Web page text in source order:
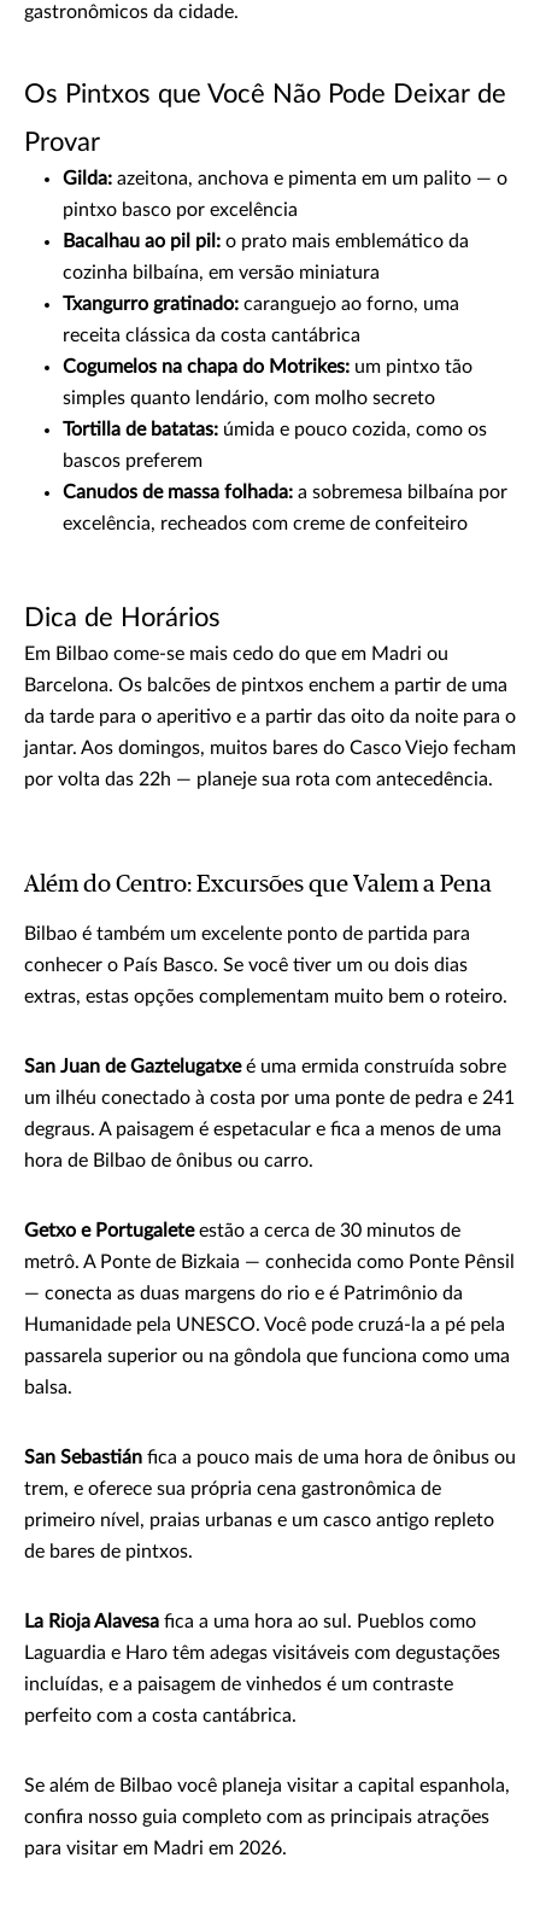
gastronômicos da cidade.
Os Pintxos que Você Não Pode Deixar de
Provar
Gilda: azeitona, anchova e pimenta em um palito — o
pintxo basco por excelência
Bacalhau ao pil pil: o prato mais emblemático da
cozinha bilbaína, em versão miniatura
Txangurro gratinado: caranguejo ao forno, uma
receita clássica da costa cantábrica
Cogumelos na chapa do Motrikes: um pintxo tão
simples quanto lendário, com molho secreto
Tortilla de batatas: úmida e pouco cozida, como os
bascos preferem
Canudos de massa folhada: a sobremesa bilbaína por
excelência, recheados com creme de confeiteiro
Dica de Horários
Em Bilbao come-se mais cedo do que em Madri ou
Barcelona. Os balcões de pintxos enchem a partir de uma
da tarde para o aperitivo e a partir das oito da noite para o
jantar. Aos domingos, muitos bares do Casco Viejo fecham
por volta das 22h — planeje sua rota com antecedência.
Além do Centro: Excursões que Valem a Pena
Bilbao é também um excelente ponto de partida para
conhecer o País Basco. Se você tiver um ou dois dias
extras, estas opções complementam muito bem o roteiro.
San Juan de Gaztelugatxeé uma ermida construída sobre
um ilhéu conectado à costa por uma ponte de pedra e 241
degraus. A paisagem é espetacular e fica a menos de uma
hora de Bilbao de ônibus ou carro.
Getxo e Portugaleteestão a cerca de 30 minutos de
metrô. A Ponte de Bizkaia — conhecida como Ponte Pênsil
— conecta as duas margens do rio e é Patrimônio da
Humanidade pela UNESCO. Você pode cruzá-la a pé pela
passarela superior ou na gôndola que funciona como uma
balsa.
San Sebastián fica a pouco mais de uma hora de ônibus ou
trem, e oferece sua própria cena gastronômica de
primeiro nível, praias urbanas e um casco antigo repleto
de bares de pintxos.
La Rioja Alavesa fica a uma hora ao sul. Pueblos como
Laguardia e Haro têm adegas visitáveis com degustações
incluídas, e a paisagem de vinhedos é um contraste
perfeito com a costa cantábrica.
Se além de Bilbao você planeja visitar a capital espanhola,
confira nosso guia completo com as principais atrações
para visitar em Madri em 2026.